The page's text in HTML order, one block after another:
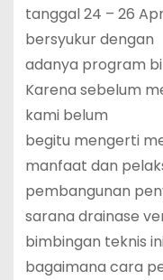
tanggal 24 – 26
bersyukur dengan
adanya program
Karena sebelum
kami belum
begitu mengerti
manfaat dan
pembangunan
sarana drainase
bimbingan teknis
bagaimana cara